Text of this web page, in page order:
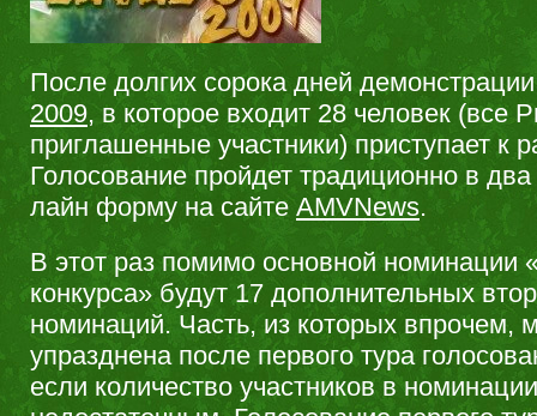
После долгих сорока дней
2009, в которое входит 28 человек (все
приглашенные участники) приступает к
Голосование пройдет традиционно в два
лайн форму на сайте AMVNews.
В этот раз помимо основной номинации
конкурса» будут 17 дополнительных
номинаций. Часть, из которых впрочем,
упразднена после первого тура
если количество участников в